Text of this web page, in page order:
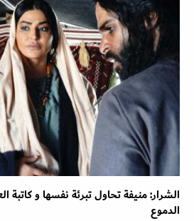
الشرار: منيفة تحاول تبرئة نفسها و
الدموع